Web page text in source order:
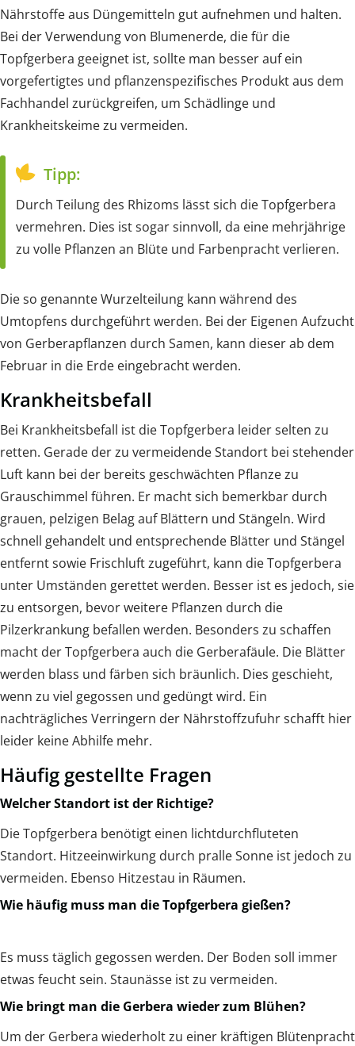
Nährstoffe aus Düngemitteln gut aufnehmen und halten.
Bei der Verwendung von Blumenerde, die für die
Topfgerbera geeignet ist, sollte man besser auf ein
vorgefertigtes und pflanzenspezifisches Produkt aus dem
Fachhandel zurückgreifen, um Schädlinge und
Krankheitskeime zu vermeiden.
Tipp:
Durch Teilung des Rhizoms lässt sich die Topfgerbera
vermehren. Dies ist sogar sinnvoll, da eine mehrjährige
zu volle Pflanzen an Blüte und Farbenpracht verlieren.
Die so genannte Wurzelteilung kann während des
Umtopfens durchgeführt werden. Bei der Eigenen Aufzucht
von Gerberapflanzen durch Samen, kann dieser ab dem
Februar in die Erde eingebracht werden.
Krankheitsbefall
Bei Krankheitsbefall ist die Topfgerbera leider selten zu
retten. Gerade der zu vermeidende Standort bei stehender
Luft kann bei der bereits geschwächten Pflanze zu
Grauschimmel führen. Er macht sich bemerkbar durch
grauen, pelzigen Belag auf Blättern und Stängeln. Wird
schnell gehandelt und entsprechende Blätter und Stängel
entfernt sowie Frischluft zugeführt, kann die Topfgerbera
unter Umständen gerettet werden. Besser ist es jedoch, sie
zu entsorgen, bevor weitere Pflanzen durch die
Pilzerkrankung befallen werden. Besonders zu schaffen
macht der Topfgerbera auch die Gerberafäule. Die Blätter
werden blass und färben sich bräunlich. Dies geschieht,
wenn zu viel gegossen und gedüngt wird. Ein
nachträgliches Verringern der Nährstoffzufuhr schafft hier
leider keine Abhilfe mehr.
Häufig gestellte Fragen
Welcher Standort ist der Richtige?
Die Topfgerbera benötigt einen lichtdurchfluteten
Standort. Hitzeeinwirkung durch pralle Sonne ist jedoch zu
vermeiden. Ebenso Hitzestau in Räumen.
Wie häufig muss man die Topfgerbera gießen?
Es muss täglich gegossen werden. Der Boden soll immer
etwas feucht sein. Staunässe ist zu vermeiden.
Wie bringt man die Gerbera wieder zum Blühen?
Um der Gerbera wiederholt zu einer kräftigen Blütenpracht